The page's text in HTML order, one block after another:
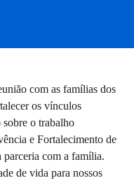
com as famílias dos
os vínculos
o trabalho
e Fortalecimento de
com a família.
de vida para nossos